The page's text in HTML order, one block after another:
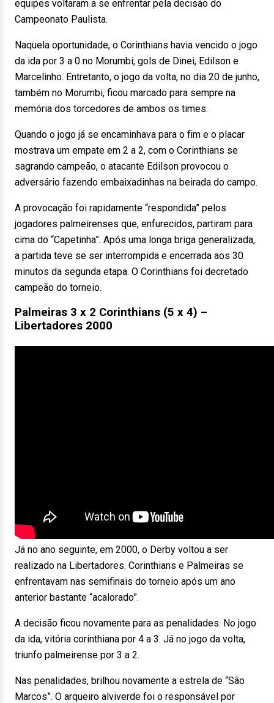
equipes voltaram a se enfrentar pela decisão do
Campeonato Paulista.
Naquela oportunidade, o Corinthians havia vencido o jogo
da ida por 3 a 0 no Morumbi, gols de Dinei, Edilson e
Marcelinho. Entretanto, o jogo da volta, no dia 20 de junho,
também no Morumbi, ficou marcado para sempre na
memória dos torcedores de ambos os times.
Quando o jogo já se encaminhava para o fim e o placar
mostrava um empate em 2 a 2, com o Corinthians se
sagrando campeão, o atacante Edilson provocou o
adversário fazendo embaixadinhas na beirada do campo.
A provocação foi rapidamente “respondida” pelos
jogadores palmeirenses que, enfurecidos, partiram para
cima do “Capetinha”. Após uma longa briga generalizada,
a partida teve se ser interrompida e encerrada aos 30
minutos da segunda etapa. O Corinthians foi decretado
campeão do torneio.
Palmeiras 3 x 2 Corinthians (5 x 4) –
Libertadores 2000
Já no ano seguinte, em 2000, o Derby voltou a ser
realizado na Libertadores. Corinthians e Palmeiras se
enfrentavam nas semifinais do torneio após um ano
anterior bastante “acalorado”.
A decisão ficou novamente para as penalidades. No jogo
da ida, vitória corinthiana por 4 a 3. Já no jogo da volta,
triunfo palmeirense por 3 a 2.
Nas penalidades, brilhou novamente a estrela de “São
Marcos”. O arqueiro alviverde foi o responsável por